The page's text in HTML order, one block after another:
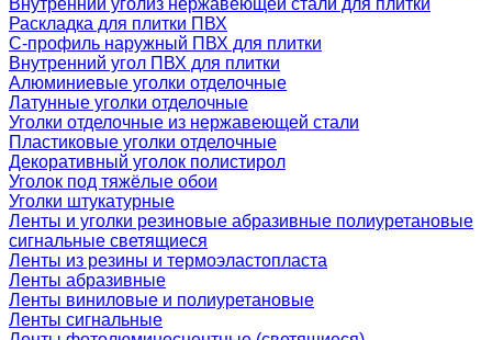
Внутренний уголиз нержавеющей стали для плитки
Раскладка для плитки ПВХ
С-профиль наружный ПВХ для плитки
Внутренний угол ПВХ для плитки
Алюминиевые уголки отделочные
Латунные уголки отделочные
Уголки отделочные из нержавеющей стали
Пластиковые уголки отделочные
Декоративный уголок полистирол
Уголок под тяжёлые обои
Уголки штукатурные
Ленты и уголки резиновые абразивные полиуретановые
сигнальные светящиеся
Ленты из резины и термоэластопласта
Ленты абразивные
Ленты виниловые и полиуретановые
Ленты сигнальные